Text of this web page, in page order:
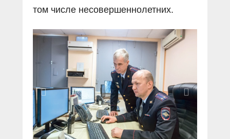
том числе несовершеннолетних.